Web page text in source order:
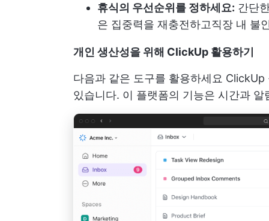
휴식의 우선순위를 정하세요: 간단
은 집중력을 재충전하고직장 내 불
개인 생산성을 위해 ClickUp 활용하기
다음과 같은 도구를 활용하세요 ClickUp
있습니다. 이 플랫폼의 기능은 시간과